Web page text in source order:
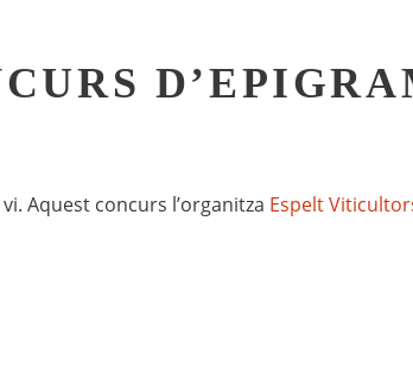
Aquest concurs l’organitza Espelt